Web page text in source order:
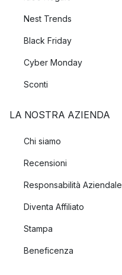
Nest Trends
Black Friday
Cyber Monday
Sconti
LA NOSTRA AZIENDA
Chi siamo
Recensioni
Responsabilità Aziendale
Diventa Affiliato
Stampa
Beneficenza